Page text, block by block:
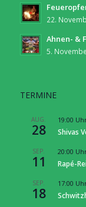
22.
Ahnen- &
5.
TERMINE
AUG.
28
19:00
Shivas
SEP.
11
20:00
Rapé-
SEP.
18
17:00